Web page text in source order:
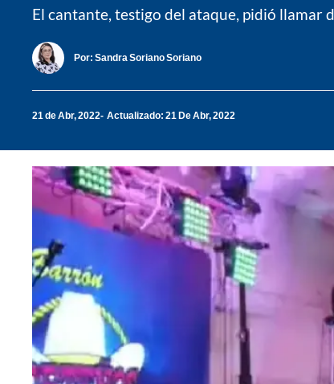
El cantante, testigo del ataque, pidió llamar
Por: Sandra Soriano Soriano
21 de Abr, 2022 Actualizado: 21 De Abr, 2022